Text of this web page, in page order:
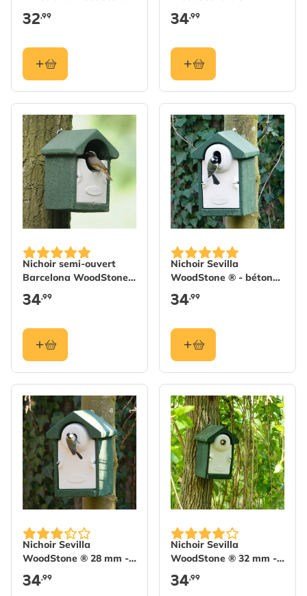
- béton de bois
32,99
Brun
34,99
Nichoir semi-ouvert
Barcelona WoodStone®
- Vert
34,99
Nichoir Sevilla
WoodStone ® - béton
de bois - ovale
34,99
Nichoir Sevilla
WoodStone ® 28 mm -
Vert
34,99
Nichoir Sevilla
WoodStone ® 32 mm -
Vert
34,99